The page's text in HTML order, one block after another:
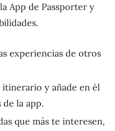
App de Passporter y
experiencias de otros
y añade en él
de la app.
que más te interesen,